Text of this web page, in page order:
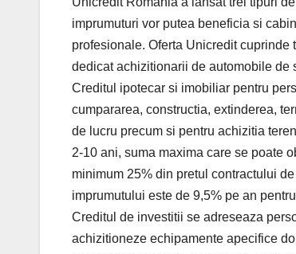
imprumuturi vor putea beneficia si
profesionale. Oferta Unicredit cuprinde
dedicat achizitionarii de automobile de
Creditul ipotecar si imobiliar pentru
cumpararea, constructia, extinderea,
de lucru precum si pentru achizitia
2-10 ani, suma maxima care se poate
minimum 25% din pretul contractului
imprumutului este de 9,5% pe an
Creditul de investitii se adreseaza
achizitioneze echipamente apecifice